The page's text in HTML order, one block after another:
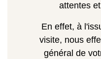
attentes
En effet, à
visite, nous
général de